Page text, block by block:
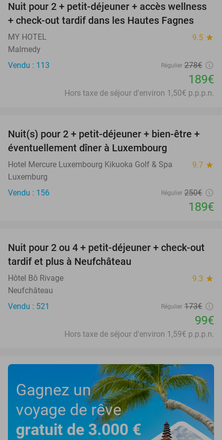
32%
Nuit pour 2 + petit-déjeuner + accès wellness
+ check-out tardif dans les Hautes Fagnes
MY HOTEL 9.5 star
Malmedy
Vendu : 113
Régulier 278€
189€
Hors taxe de séjour d'environ 1,50€ p.p.p.n.
24%
Nuit(s) pour 2 + petit-déjeuner + bien-être +
éventuellement dîner à Luxembourg
Hotel Mercure Luxembourg Kikuoka Golf & Spa 9.7 star
Luxemburg
Vendu : 156
Régulier 250€
189€
43%
Nuit pour 2 ou 4 + petit-déjeuner + check-out
tardif et plus à Neufchâteau
Hôtel Bô Rivage 9.3 star
Neufchâteau
Vendu : 521
Régulier 173€
99€
Hors taxe de séjour d'environ 1,59€ p.p.p.n.
Gagnez un
voyage de rêve
gratuit de 3.000 €